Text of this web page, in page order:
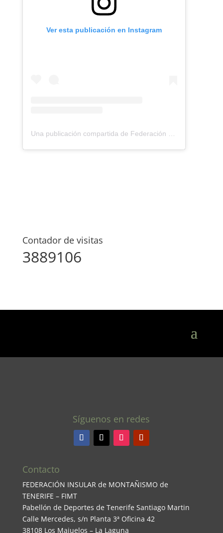
Ver esta publicación en Instagram
Una publicación compartida de Federación Montañismo Tenerife (@federacion_montanismo_tenerife)
Contador de visitas
3889106
Síguenos en redes
Contacto
FEDERACIÓN INSULAR de MONTAÑISMO de
TENERIFE – FIMT
Pabellón de Deportes de Tenerife Santiago Martin
Calle Mercedes, s/n Planta 3ª Oficina 42
38108 Los Majuelos – La Laguna